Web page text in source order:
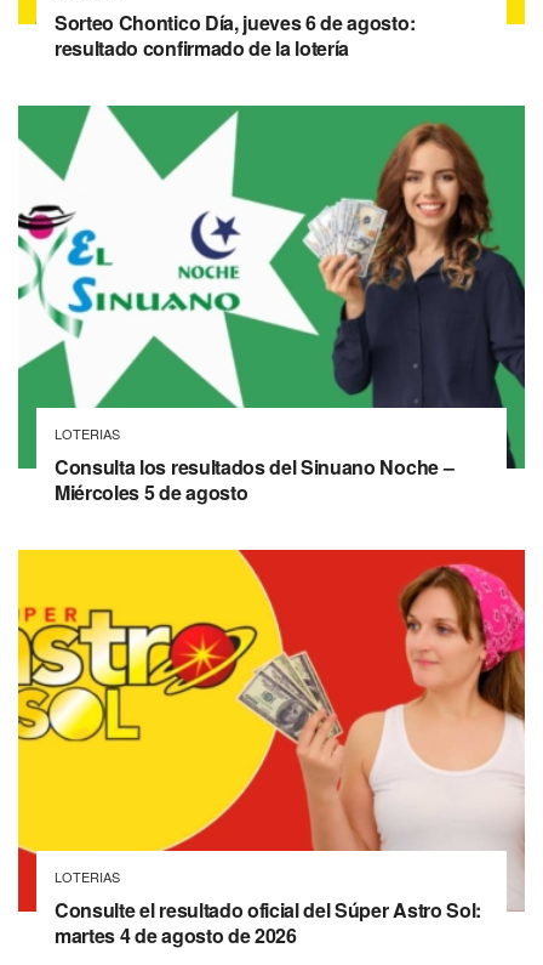
Sorteo Chontico Día, jueves 6 de agosto:
resultado confirmado de la lotería
LOTERIAS
Consulta los resultados del Sinuano Noche –
Miércoles 5 de agosto
LOTERIAS
Consulte el resultado oficial del Súper Astro Sol:
martes 4 de agosto de 2026